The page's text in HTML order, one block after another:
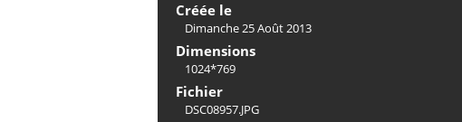
Créée le
Dimanche 25 Août 2013
Dimensions
1024*769
Fichier
DSC08957.JPG